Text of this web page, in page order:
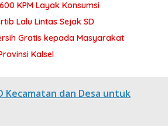
KPM Layak Konsumsi
Lalu Lintas Sejak SD
Gratis kepada Masyarakat
Kalsel
Kecamatan dan Desa untuk